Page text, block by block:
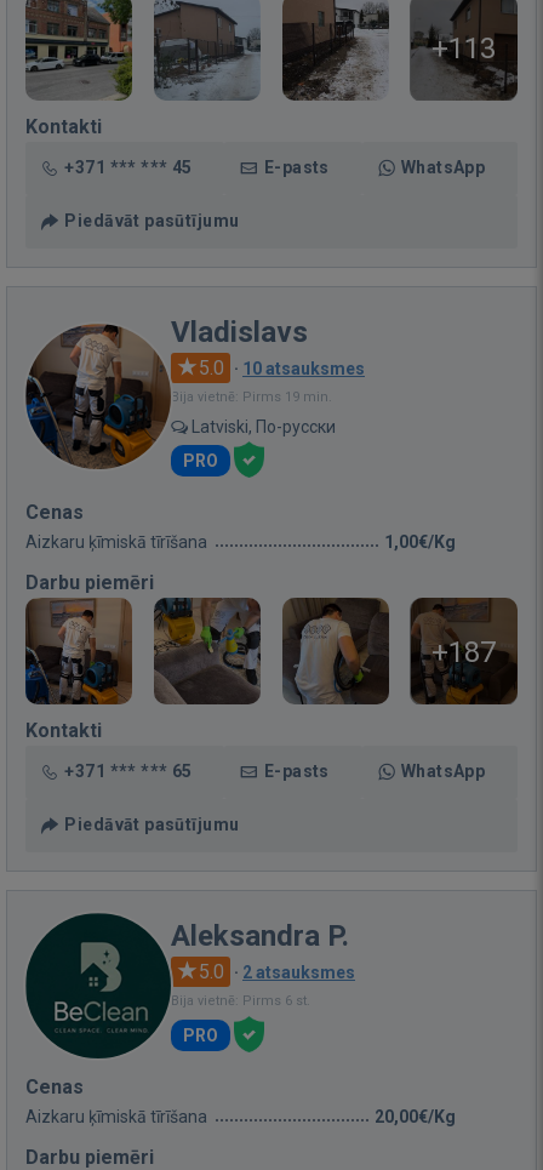
+113
Kontakti
+371 *** *** 45 E-pasts WhatsApp
Piedāvāt pasūtījumu
Vladislavs
5.0 · 10 atsauksmes
Bija vietnē: Pirms 19 min.
Latviski, По-русски
PRO
Cenas
Aizkaru ķīmiskā tīrīšana 1,00€/Kg
Darbu piemēri
+187
Kontakti
+371 *** *** 65 E-pasts WhatsApp
Piedāvāt pasūtījumu
Aleksandra P.
5.0 · 2 atsauksmes
Bija vietnē: Pirms 6 st.
PRO
Cenas
Aizkaru ķīmiskā tīrīšana 20,00€/Kg
Darbu piemēri